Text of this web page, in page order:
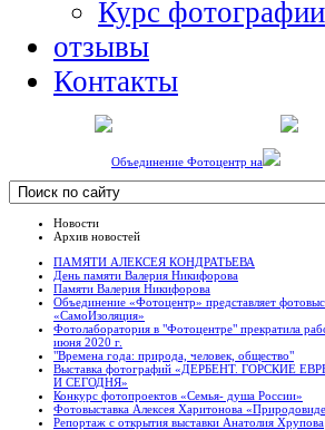
Курс фотографии
отзывы
Контакты
Объединение Фотоцентр на
Новости
Архив новостей
ПАМЯТИ АЛЕКСЕЯ КОНДРАТЬЕВА
День памяти Валерия Никифорова
Памяти Валерия Никифорова
Объединение «Фотоцентр» представляет
«СамоИзоляция»
Фотолаборатория в "Фотоцентре" прекратила
июня 2020 г.
"Времена года: природа, человек, общество"
Выставка фотографий «ДЕРБЕНТ. ГОРСКИЕ
И СЕГОДНЯ»
Конкурс фотопроектов «Семья- душа России»
Фотовыставка Алексея Харитонова
Репортаж с открытия выставки Анатолия Хрупова